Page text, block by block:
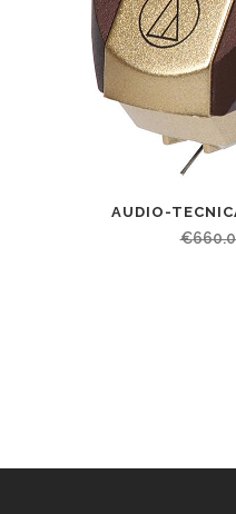
AUDIO-
€